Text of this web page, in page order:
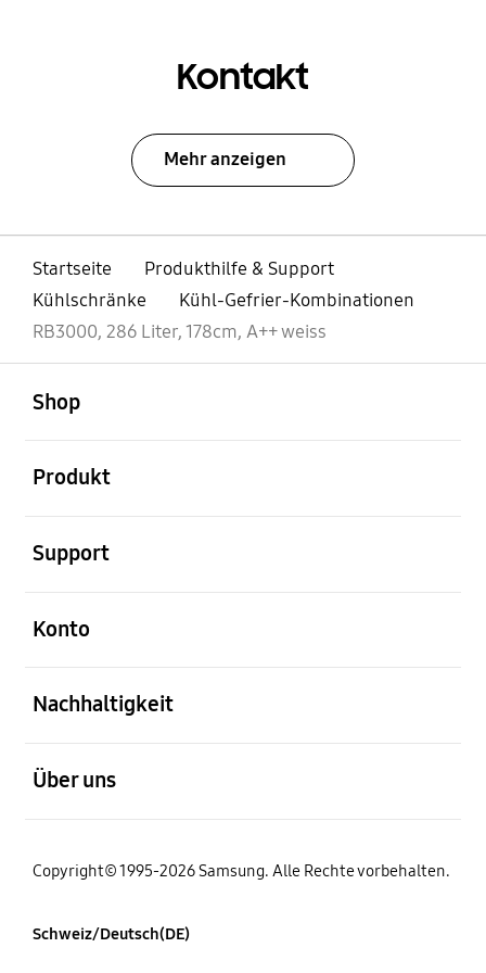
Kontakt
Mehr anzeigen
Startseite
Produkthilfe & Support
Kühlschränke
Kühl-Gefrier-Kombinationen
RB3000, 286 Liter, 178cm, A++ weiss
Shop
Produkt
Support
Konto
Nachhaltigkeit
Über uns
Copyright© 1995-2026 Samsung. Alle Rechte vorbehalten.
Schweiz/Deutsch(DE)